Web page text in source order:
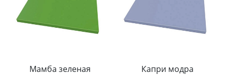
Мамба зеленая Капри модра